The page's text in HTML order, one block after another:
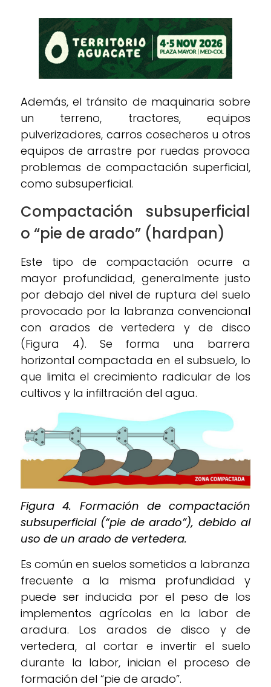
Además, el tránsito de maquinaria sobre
un terreno, tractores, equipos
pulverizadores, carros cosecheros u otros
equipos de arrastre por ruedas provoca
problemas de compactación superficial,
como subsuperficial.
Compactación subsuperficial
o “pie de arado” (hardpan)
Este tipo de compactación ocurre a
mayor profundidad, generalmente justo
por debajo del nivel de ruptura del suelo
provocado por la labranza convencional
con arados de vertedera y de disco
(Figura 4). Se forma una barrera
horizontal compactada en el subsuelo, lo
que limita el crecimiento radicular de los
cultivos y la infiltración del agua.
Figura 4. Formación de compactación
subsuperficial (“pie de arado”), debido al
uso de un arado de vertedera.
Es común en suelos sometidos a labranza
frecuente a la misma profundidad y
puede ser inducida por el peso de los
implementos agrícolas en la labor de
aradura. Los arados de disco y de
vertedera, al cortar e invertir el suelo
durante la labor, inician el proceso de
formación del “pie de arado”.